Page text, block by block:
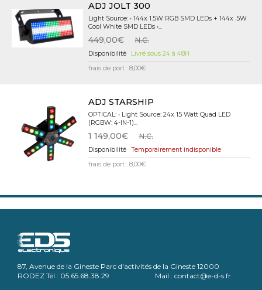
ADJ JOLT 300
Light Source: • 144x 1.5W RGB SMD LEDs + 144x .5W
Cool White SMD LEDs •...
449,00€ N.C.
Livré sous 24 à 48H
frais de port : 8,00€
ADJ STARSHIP
OPTICAL: • Light Source: 24x 15 Watt Quad LED
(RGBW: 4-IN-1)...
1 149,00€ N.C.
Temporairement indisponible
frais de port : 8,00€
87, Avenue de la Gineste Parc d'activités de la Gineste 12000
RODEZ Tél : 05.65.68.38.29 Mail : contact@e-d-s.fr